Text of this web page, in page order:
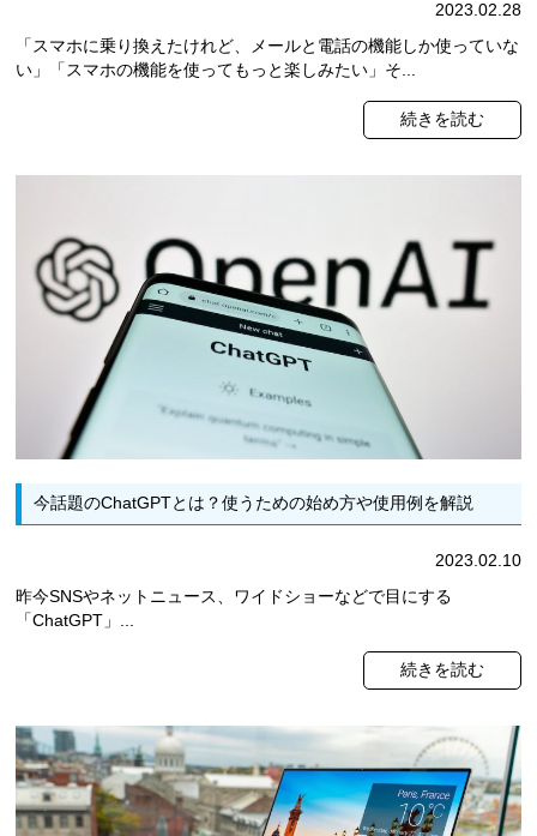
2023.02.28
「スマホに乗り換えたけれど、メールと電話の機能しか使っていな
い」「スマホの機能を使ってもっと楽しみたい」そ...
続きを読む
今話題のChatGPTとは？使うための始め方や使用例を解説
2023.02.10
昨今SNSやネットニュース、ワイドショーなどで目にする
「ChatGPT」...
続きを読む